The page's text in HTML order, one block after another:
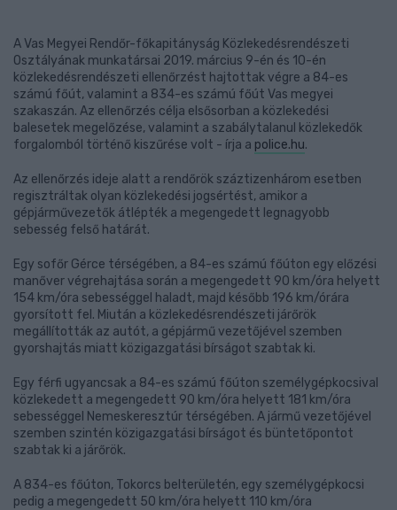
A Vas Megyei Rendőr-főkapitányság Közlekedésrendészeti
Osztályának munkatársai 2019. március 9-én és 10-én
közlekedésrendészeti ellenőrzést hajtottak végre a 84-es
számú főút, valamint a 834-es számú főút Vas megyei
szakaszán. Az ellenőrzés célja elsősorban a közlekedési
balesetek megelőzése, valamint a szabálytalanul közlekedők
forgalomból történő kiszűrése volt - írja a police.hu.
Az ellenőrzés ideje alatt a rendőrök száztizenhárom esetben
regisztráltak olyan közlekedési jogsértést, amikor a
gépjárművezetők átlépték a megengedett legnagyobb
sebesség felső határát.
Egy sofőr Gérce térségében, a 84-es számú főúton egy előzési
manőver végrehajtása során a megengedett 90 km/óra helyett
154 km/óra sebességgel haladt, majd később 196 km/órára
gyorsított fel. Miután a közlekedésrendészeti járőrök
megállították az autót, a gépjármű vezetőjével szemben
gyorshajtás miatt közigazgatási bírságot szabtak ki.
Egy férfi ugyancsak a 84-es számú főúton személygépkocsival
közlekedett a megengedett 90 km/óra helyett 181 km/óra
sebességgel Nemeskeresztúr térségében. A jármű vezetőjével
szemben szintén közigazgatási bírságot és büntetőpontot
szabtak ki a járőrök.
A 834-es főúton, Tokorcs belterületén, egy személygépkocsi
pedig a megengedett 50 km/óra helyett 110 km/óra